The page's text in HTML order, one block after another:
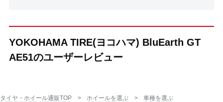
YOKOHAMA TIRE(ヨコハマ) BluEarth GT
AE51のユーザーレビュー
タイヤ・ホイール通販TOP ホイールを選ぶ
車種を選ぶ